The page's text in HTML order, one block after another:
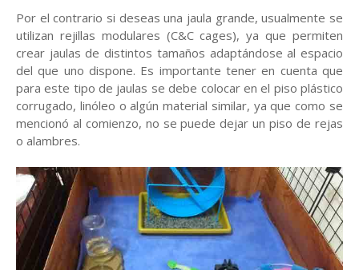
Por el contrario si deseas una jaula grande, usualmente se
utilizan rejillas modulares (C&C cages), ya que permiten
crear jaulas de distintos tamaños adaptándose al espacio
del que uno dispone. Es importante tener en cuenta que
para este tipo de jaulas se debe colocar en el piso plástico
corrugado, linóleo o algún material similar, ya que como se
mencionó al comienzo, no se puede dejar un piso de rejas
o alambres.